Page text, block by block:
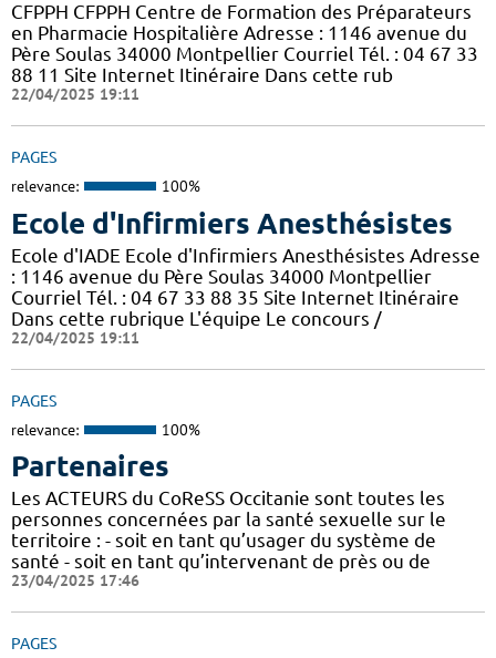
CFPPH CFPPH Centre de Formation des Préparateurs
en Pharmacie Hospitalière Adresse : 1146 avenue du
Père Soulas 34000 Montpellier Courriel Tél. : 04 67 33
88 11 Site Internet Itinéraire Dans cette rub
22/04/2025 19:11
PAGES
relevance: 100%
Ecole d'Infirmiers Anesthésistes
Ecole d'IADE Ecole d'Infirmiers Anesthésistes Adresse
: 1146 avenue du Père Soulas 34000 Montpellier
Courriel Tél. : 04 67 33 88 35 Site Internet Itinéraire
Dans cette rubrique L'équipe Le concours /
22/04/2025 19:11
PAGES
relevance: 100%
Partenaires
Les ACTEURS du CoReSS Occitanie sont toutes les
personnes concernées par la santé sexuelle sur le
territoire : - soit en tant qu’usager du système de
santé - soit en tant qu’intervenant de près ou de
23/04/2025 17:46
PAGES